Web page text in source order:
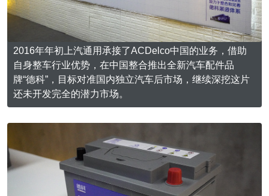
2016年年初上汽通用承接了ACDelco中国的业务，借助
自身整车行业优势，在中国整合推出全新汽车配件品
牌“德科”，目标对准国内独立汽车后市场，继续深挖这片
还未开发完全的潜力市场。